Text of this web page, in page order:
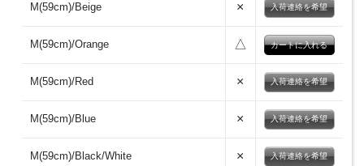
M(59cm)/Beige × 入荷連絡を希望
M(59cm)/Orange △
M(59cm)/Red × 入荷連絡を希望
M(59cm)/Blue × 入荷連絡を希望
M(59cm)/Black/White × 入荷連絡を希望